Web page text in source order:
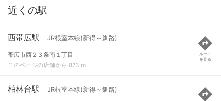
近くの駅
西帯広駅 JR根室本線(新得～釧路)
帯広市西２３条南１丁目
このページの店舗から 823 m
ルート
を見る
柏林台駅 JR根室本線(新得～釧路)